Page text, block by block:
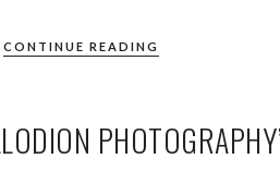
CONTINUE READING